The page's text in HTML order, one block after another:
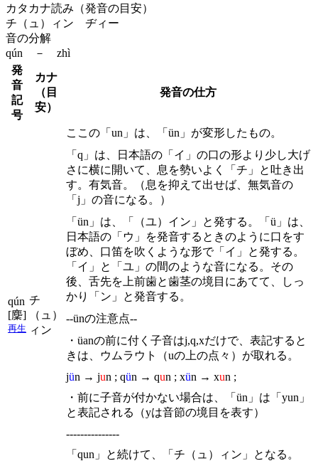
カタカナ読み（発音の目安）
チ（ュ）ィン ヂィー
音の分解
qún － zhì
発
音
記
号
カナ
（目
安）
発音の仕方
qún
[麇]
再生
チ
（ュ）
ィン
ここの「un」は、「ün」が変形したもの。
「q」は、日本語の「イ」の口の形より少し大げ
さに横に開いて、息を勢いよく「チ」と吐き出
す。有気音。（息を抑えて出せば、無気音の
「j」の音になる。）
「ün」は、「（ユ）イン」と発する。「ü」は、
日本語の「ウ」を発音するときのように口をす
ぼめ、口笛を吹くような形で「イ」と発する。
「イ」と「ユ」の間のような音になる。その
後、舌先を上前歯と歯茎の境目にあてて、しっ
かり「ン」と発音する。
--ünの注意点--
・üanの前に付く子音はj,q,xだけで、表記すると
きは、ウムラウト（uの上の点々）が取れる。
jün → jun ; qün → qun ; xün → xun ;
・前に子音が付かない場合は、「ün」は「yun」
と表記される（yは音節の境目を表す）
---------------
「qun」と続けて、「チ（ュ）ィン」となる。